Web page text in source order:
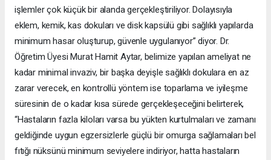
işlemler çok küçük bir alanda gerçekleştiriliyor. Dolayısıyla
eklem, kemik, kas dokuları ve disk kapsülü gibi sağlıklı yapılarda
minimum hasar oluşturup, güvenle uygulanıyor” diyor. Dr.
Öğretim Üyesi Murat Hamit Aytar, belimize yapılan ameliyat ne
kadar minimal invaziv, bir başka deyişle sağlıklı dokulara en az
zarar verecek, en kontrollü yöntem ise toparlama ve iyileşme
süresinin de o kadar kısa sürede gerçekleşeceğini belirterek,
“Hastaların fazla kiloları varsa bu yükten kurtulmaları ve zamanı
geldiğinde uygun egzersizlerle güçlü bir omurga sağlamaları bel
fıtığı nüksünü minimum seviyelere indiriyor, hatta hastaların